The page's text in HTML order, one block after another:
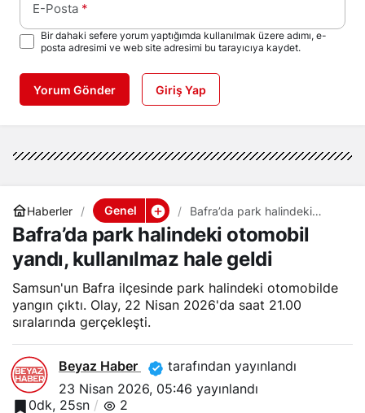
E-Posta *
Bir dahaki sefere yorum yaptığımda kullanılmak üzere adımı, e-
posta adresimi ve web site adresimi bu tarayıcıya kaydet.
Yorum Gönder Giriş Yap
Haberler Genel
Bafra’da park halindeki
otomobil yandı, kullanılmaz
hale geldi
Bafra’da park halindeki otomobil
yandı, kullanılmaz hale geldi
Samsun'un Bafra ilçesinde park halindeki otomobilde
yangın çıktı. Olay, 22 Nisan 2026'da saat 21.00
sıralarında gerçekleşti.
Beyaz Haber
tarafından yayınlandı
23 Nisan 2026, 05:46 yayınlandı
0dk, 25sn
2